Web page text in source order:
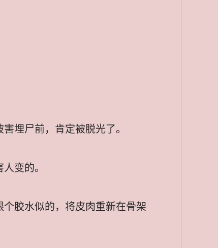
埋尸前，肯定被脱光了。
变的。
胶水似的，将皮肉重新在骨架